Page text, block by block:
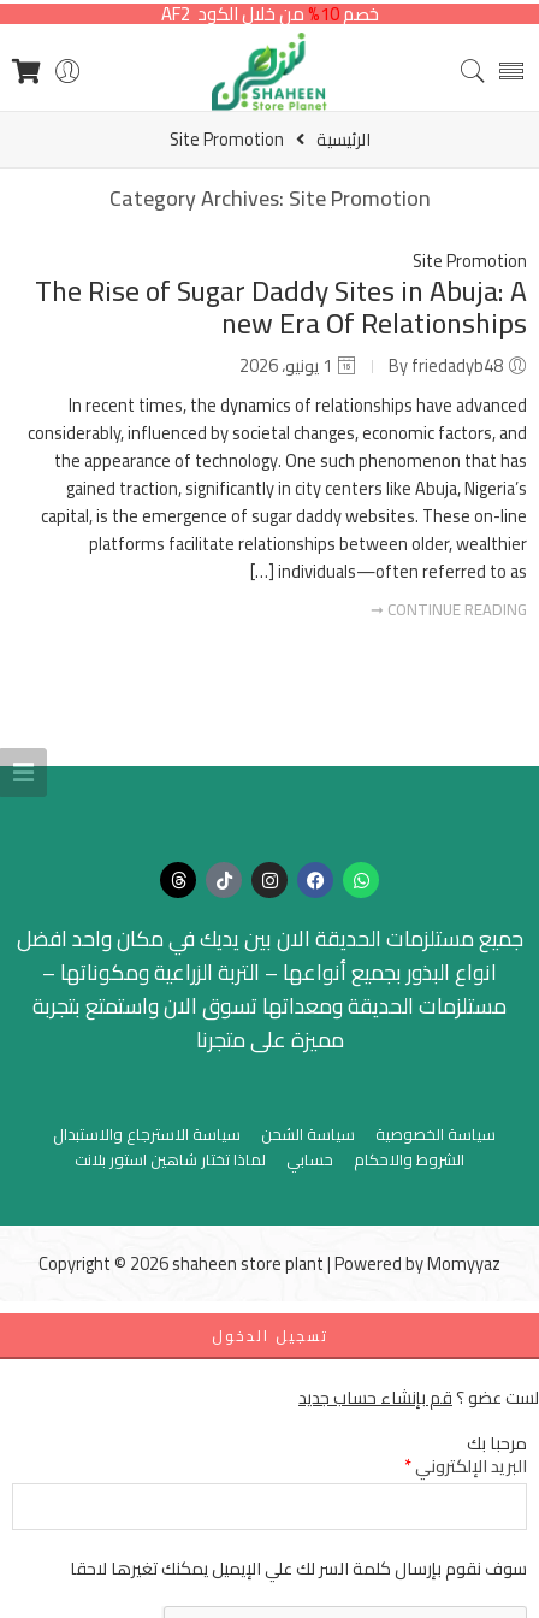
خصم10% من خلال الكود AF2
الرئيسية Site Promotion
Category Archives:Site Promotion
Site Promotion
The Rise of Sugar Daddy Sites in Abuja: A
new Era Of Relationships
In recent times, the dynamics of relationships have advanced
considerably, influenced by societal changes, economic factors, and
the appearance of technology. One such phenomenon that has
gained traction, significantly in city centers like Abuja, Nigeria’s
capital, is the emergence of sugar daddy websites. These on-line
platforms facilitate relationships between older, wealthier
individuals—often referred to as […]
CONTINUE READING ➞
جميع مستلزمات الحديقة الان بين يديك في مكان واحد افضل
انواع البذور بجميع أنواعها – التربة الزراعية ومكوناتها –
مستلزمات الحديقة ومعداتها تسوق الان واستمتع بتجربة
مميزة على متجرنا
سياسة الخصوصية سياسة الشحن
سياسة الاسترجاع والاستبدال
الشروط والاحكام
حسابي لماذا تختار شاهين استور بلانت
Copyright © 2026 shaheen store plant | Powered byMomyyaz
تسجيل الدخول
لست عضو ؟قم بإنشاء حساب جديد
مرحبا بك
البريد الإلكتروني*
سوف نقوم بإرسال كلمة السر لك علي الإيميل يمكنك تغيرها لاحقا